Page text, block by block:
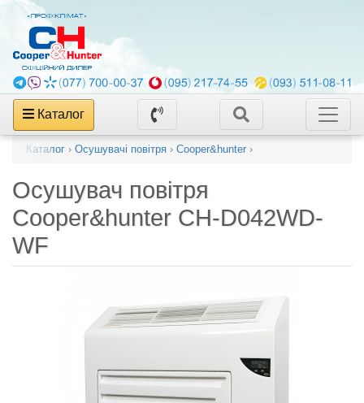
Каталог
Каталог › Осушувачі повітря › Cooper&hunter ›
Осушувач повітря
Cooper&hunter CH-D042WD-
WF